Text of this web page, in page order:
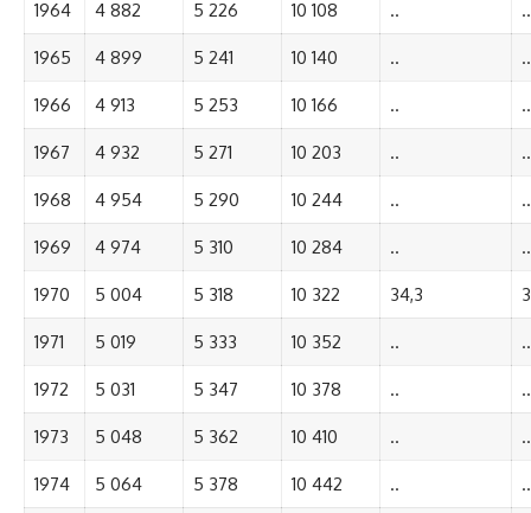
1964 4 882 5 226 10 108 .. ..
1965 4 899 5 241 10 140 .. ..
1966 4 913 5 253 10 166 .. ..
1967 4 932 5 271 10 203 .. ..
1968 4 954 5 290 10 244 .. ..
1969 4 974 5 310 10 284 .. ..
1970 5 004 5 318 10 322 34,3
1971 5 019 5 333 10 352 .. ..
1972 5 031 5 347 10 378 .. ..
1973 5 048 5 362 10 410 .. ..
1974 5 064 5 378 10 442 .. ..